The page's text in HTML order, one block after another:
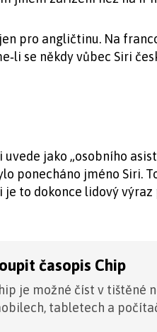
pro angličtinu. Na
se někdy vůbec Siri
uvede jako „osobního
ponecháno jméno Siri.
je to dokonce lidový
časopis Chip
je možné číst v tištěné
tabletech a